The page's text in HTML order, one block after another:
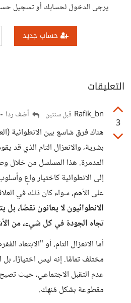
يرجى الدخول لحسابك أو تسجيل
حساب جديد
التعليقات
3
Rafik_bn قبل سنتين أضف ردا
هناك فرق شاسع بين الانطوائية
بشرية، والانعزال التام الذي قد
المدمرة. هذا المسلسل من خلال
إلى الانطوائية كاختيار واعٍ
على الأهم، سواء كان ذلك في
الانطوائيون لا يعانون نقصًا،
تجاه الجودة في كل شيء، من
أما الانعزال التام، أو "الابتعاد
مختلف تمامًا. إنه ليس اختيارًا،
عدم التقبل الاجتماعي، حيث
مقطوعة بشكل مُنهِك.